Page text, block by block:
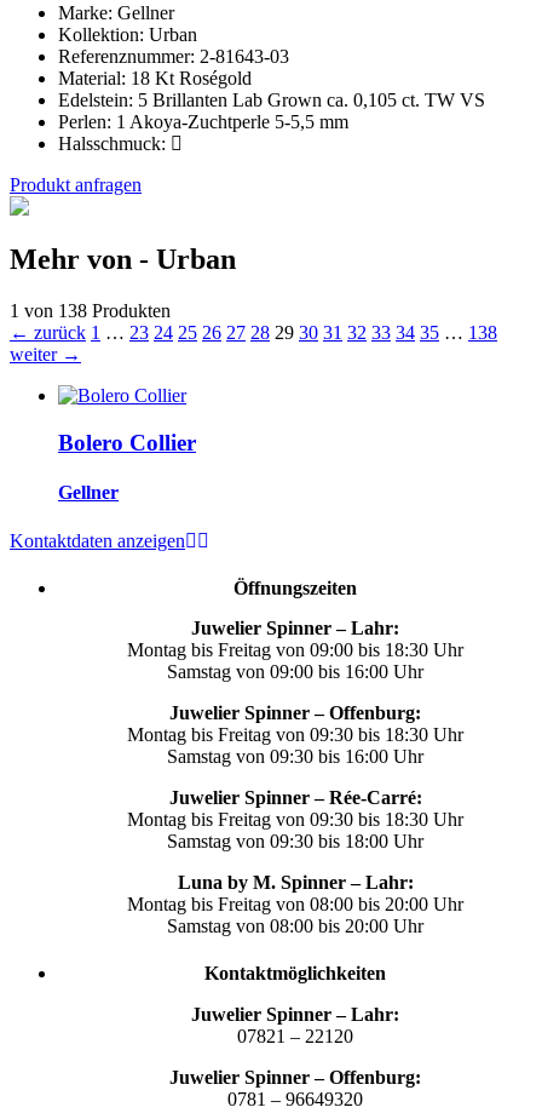
Marke: Gellner
Kollektion: Urban
Referenznummer: 2-81643-03
Material: 18 Kt Roségold
Edelstein: 5 Brillanten Lab Grown ca. 0,105 ct. TW VS
Perlen: 1 Akoya-Zuchtperle 5-5,5 mm
Halsschmuck:
Produkt anfragen
Mehr von - Urban
1 von 138 Produkten
← zurück 1 … 23 24 25 26 27 28 29 30 31 32 33 34 35 … 138
weiter →
Bolero Collier
Gellner
Kontaktdaten anzeigen
Öffnungszeiten
Juwelier Spinner – Lahr:
Montag bis Freitag von 09:00 bis 18:30 Uhr
Samstag von 09:00 bis 16:00 Uhr
Juwelier Spinner – Offenburg:
Montag bis Freitag von 09:30 bis 18:30 Uhr
Samstag von 09:30 bis 16:00 Uhr
Juwelier Spinner – Rée-Carré:
Montag bis Freitag von 09:30 bis 18:30 Uhr
Samstag von 09:30 bis 18:00 Uhr
Luna by M. Spinner – Lahr:
Montag bis Freitag von 08:00 bis 20:00 Uhr
Samstag von 08:00 bis 20:00 Uhr
Kontaktmöglichkeiten
Juwelier Spinner – Lahr:
07821 – 22120
Juwelier Spinner – Offenburg:
0781 – 96649320